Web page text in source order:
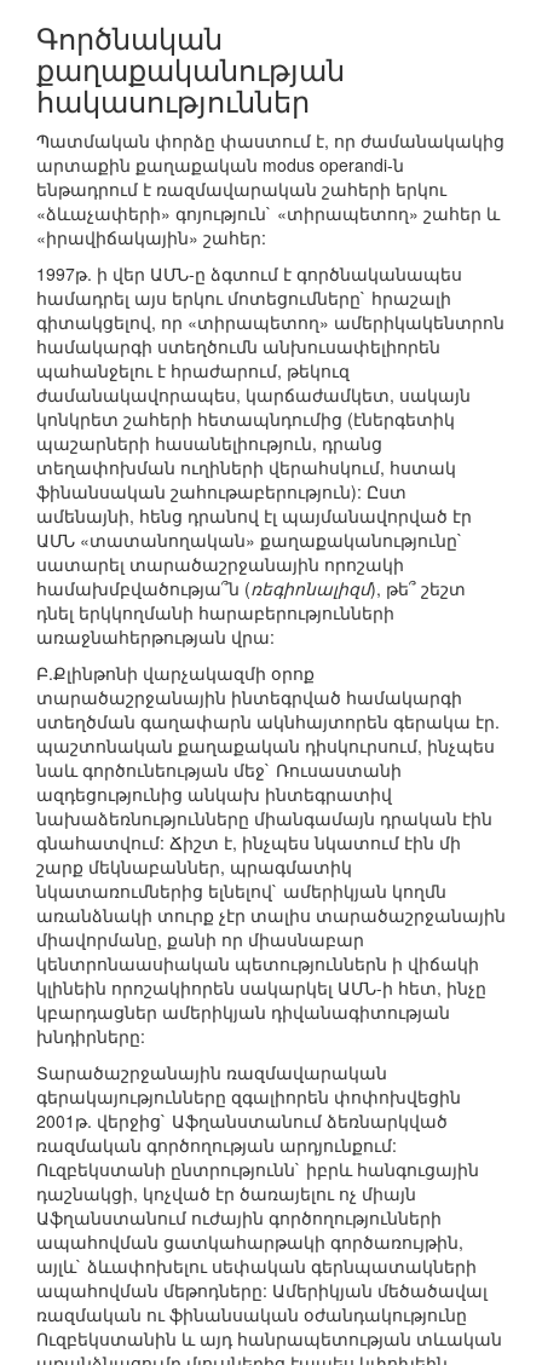
Գործնական
քաղաքականության
հակասություններ
Պատմական փորձը փաստում է, որ ժամանակակից
արտաքին քաղաքական modus operandi-ն
ենթադրում է ռազմավարական շահերի երկու
«ձևաչափերի» գոյություն` «տիրապետող» շահեր և
«իրավիճակային» շահեր:
1997թ. ի վեր ԱՄՆ-ը ձգտում է գործնականապես
համադրել այս երկու մոտեցումները` հրաշալի
գիտակցելով, որ «տիրապետող» ամերիկակենտրոն
համակարգի ստեղծումն անխուսափելիորեն
պահանջելու է հրաժարում, թեկուզ
ժամանակավորապես, կարճաժամկետ, սակայն
կոնկրետ շահերի հետապնդումից (էներգետիկ
պաշարների հասանելիություն, դրանց
տեղափոխման ուղիների վերահսկում, հստակ
ֆինանսական շահութաբերություն): Ըստ
ամենայնի, հենց դրանով էլ պայմանավորված էր
ԱՄՆ «տատանողական» քաղաքականությունը`
սատարել տարածաշրջանային որոշակի
համախմբվածությա՞ն (ռեգիոնալիզմ), թե՞ շեշտ
դնել երկկողմանի հարաբերությունների
առաջնահերթության վրա:
Բ.Քլինթոնի վարչակազմի օրոք
տարածաշրջանային ինտեգրված համակարգի
ստեղծման գաղափարն ակնհայտորեն գերակա էր.
պաշտոնական քաղաքական դիսկուրսում, ինչպես
նաև գործունեության մեջ` Ռուսաստանի
ազդեցությունից անկախ ինտեգրատիվ
նախաձեռնությունները միանգամայն դրական էին
գնահատվում: Ճիշտ է, ինչպես նկատում էին մի
շարք մեկնաբաններ, պրագմատիկ
նկատառումներից ելնելով` ամերիկյան կողմն
առանձնակի տուրք չէր տալիս տարածաշրջանային
միավորմանը, քանի որ միասնաբար
կենտրոնաասիական պետություններն ի վիճակի
կլինեին որոշակիորեն սակարկել ԱՄՆ-ի հետ, ինչը
կբարդացներ ամերիկյան դիվանագիտության
խնդիրները:
Տարածաշրջանային ռազմավարական
գերակայությունները զգալիորեն փոփոխվեցին
2001թ. վերջից` Աֆղանստանում ձեռնարկված
ռազմական գործողության արդյունքում:
Ուզբեկստանի ընտրությունն` իբրև հանգուցային
դաշնակցի, կոչված էր ծառայելու ոչ միայն
Աֆղանստանում ուժային գործողությունների
ապահովման ցատկահարթակի գործառույթին,
այլև` ձևափոխելու սեփական գերնպատակների
ապահովման մեթոդները: Ամերիկյան մեծածավալ
ռազմական ու ֆինանսական օժանդակությունը
Ուզբեկստանին և այդ հանրապետության տևական